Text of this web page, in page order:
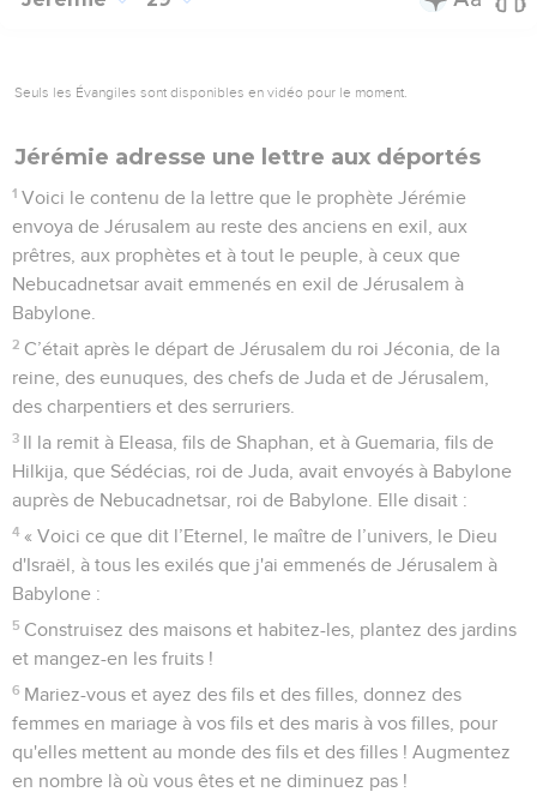
Seuls les Évangiles sont disponibles en vidéo pour le moment.
Jérémie adresse une lettre aux déportés
1 Voici le contenu de la lettre que le prophète Jérémie
envoya de Jérusalem au reste des anciens en exil, aux
prêtres, aux prophètes et à tout le peuple, à ceux que
Nebucadnetsar avait emmenés en exil de Jérusalem à
Babylone.
2 C’était après le départ de Jérusalem du roi Jéconia, de la
reine, des eunuques, des chefs de Juda et de Jérusalem,
des charpentiers et des serruriers.
3 Il la remit à Eleasa, fils de Shaphan, et à Guemaria, fils de
Hilkija, que Sédécias, roi de Juda, avait envoyés à Babylone
auprès de Nebucadnetsar, roi de Babylone. Elle disait :
4 « Voici ce que dit l’Eternel, le maître de l’univers, le Dieu
d'Israël, à tous les exilés que j'ai emmenés de Jérusalem à
Babylone :
5 Construisez des maisons et habitez-les, plantez des jardins
et mangez-en les fruits !
6 Mariez-vous et ayez des fils et des filles, donnez des
femmes en mariage à vos fils et des maris à vos filles, pour
qu'elles mettent au monde des fils et des filles ! Augmentez
en nombre là où vous êtes et ne diminuez pas !